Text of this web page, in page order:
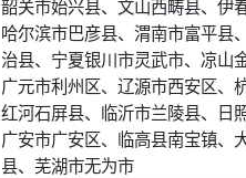
韶关市始兴县、文山西畴县、伊
哈尔滨市巴彦县、渭南市富平县
治县、宁夏银川市灵武市、凉山
广元市利州区、辽源市西安区、
红河石屏县、临沂市兰陵县、日
广安市广安区、临高县南宝镇、
县、芜湖市无为市